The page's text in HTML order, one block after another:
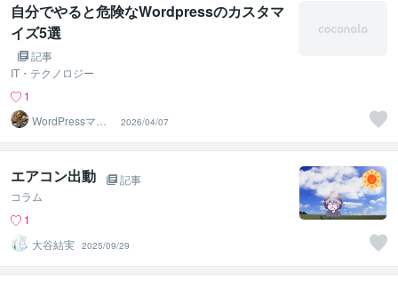
自分でやると危険なWordpressのカスタマ
イズ5選
記事
IT・テクノロジー
1
WordPressマス
2026/04/07
エアコン出動
記事
コラム
1
大谷結実 2025/09/29